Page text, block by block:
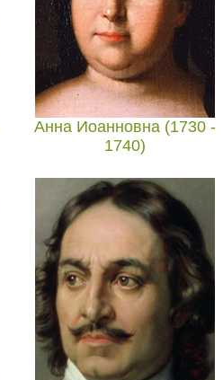
Анна Иоанновна (1730 -
1740)